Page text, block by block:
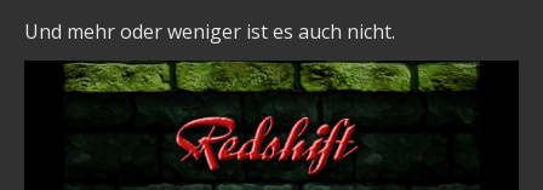
Und mehr oder weniger ist es auch nicht.